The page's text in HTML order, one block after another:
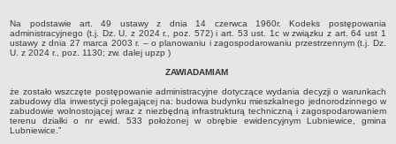
Obwieszczenia, ogłoszenia i komunikaty
KOMUNIKATY
Energia elektryczna
Meteorologiczne
Na podstawie art. 49 ustawy z dnia 14 czerwca 1960r. Kodeks postępowania
administracyjnego (t.j. Dz. U. z 2024 r., poz. 572) i art. 53 ust. 1c w związku z art. 64 ust 1
ustawy z dnia 27 marca 2003 r. – o planowaniu i zagospodarowaniu przestrzennym (t.j. Dz.
U. z 2024 r., poz. 1130; zw. dalej upzp )
ZAWIADAMIAM
że zostało wszczęte postępowanie administracyjne dotyczące wydania decyzji o warunkach
zabudowy dla inwestycji polegającej na: budowa budynku mieszkalnego jednorodzinnego w
zabudowie wolnostojącej wraz z niezbędną infrastrukturą techniczną i zagospodarowaniem
terenu działki o nr ewid. 533 położonej w obrębie ewidencyjnym Lubniewice, gmina
Lubniewice.”